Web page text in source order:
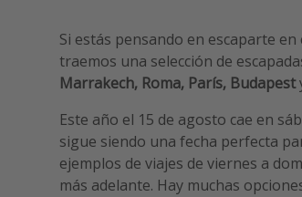
Si estás pensando en escaparte en
traemos una selección de
Marrakech, Roma, París, Budapest
Este año el 15 de agosto cae en
sigue siendo una fecha perfecta
ejemplos de viajes de viernes a
más adelante. Hay muchas